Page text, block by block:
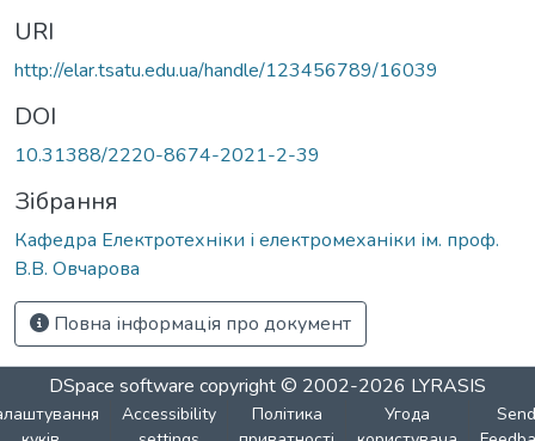
URI
http://elar.tsatu.edu.ua/handle/123456789/16039
DOI
10.31388/2220-8674-2021-2-39
Зібрання
Кафедра Електротехніки і електромеханіки ім. проф.
В.В. Овчарова
Повна інформація про документ
DSpace software copyright © 2002-2026 LYRASIS
Accessibility
Політика
Угода
Send